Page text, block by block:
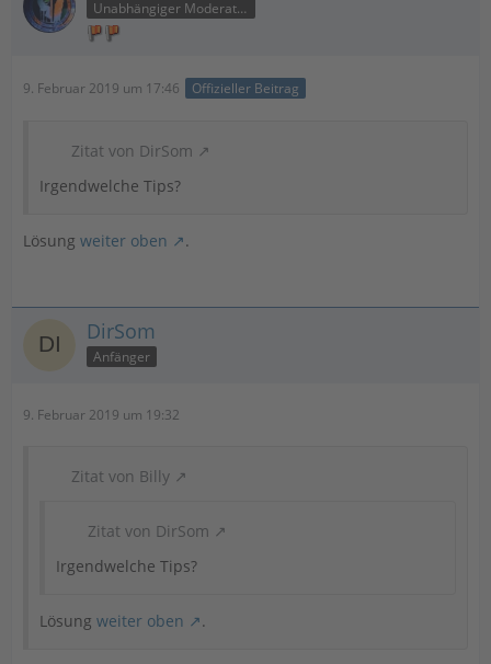
Unabhängiger Moderator
9. Februar 2019 um 17:46 Offizieller Beitrag
Zitat von DirSom
Irgendwelche Tips?
Lösung weiter oben .
DirSom
Anfänger
9. Februar 2019 um 19:32
Zitat von Billy
Zitat von DirSom
Irgendwelche Tips?
Lösung weiter oben .